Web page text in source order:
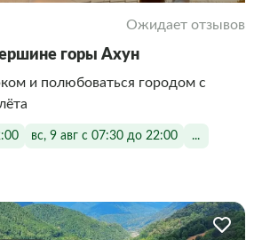
Ожидает отзывов
горы Ахун
и полюбоваться городом с
вс, 9 авг с 07:30 до 22:00 ...